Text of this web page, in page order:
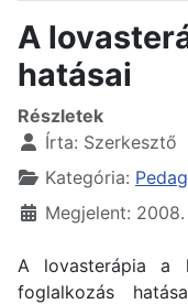
A
hatásai
Részletek
Írta: Szerkesztő
Kategória:
Megjelent:
A lovasterápia
foglalkozás